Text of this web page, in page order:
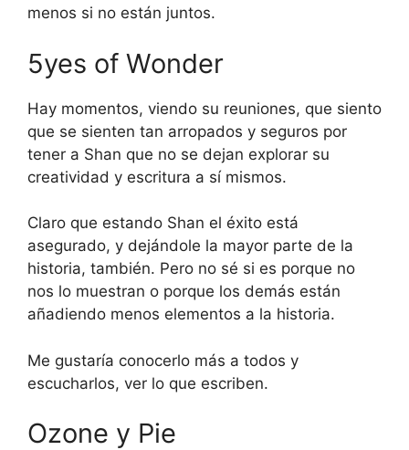
menos si no están juntos.
5yes of Wonder
Hay momentos, viendo su reuniones, que siento
que se sienten tan arropados y seguros por
tener a Shan que no se dejan explorar su
creatividad y escritura a sí mismos.
Claro que estando Shan el éxito está
asegurado, y dejándole la mayor parte de la
historia, también. Pero no sé si es porque no
nos lo muestran o porque los demás están
añadiendo menos elementos a la historia.
Me gustaría conocerlo más a todos y
escucharlos, ver lo que escriben.
Ozone y Pie